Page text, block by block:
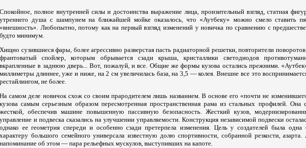
Спокойное, полное внутренней силы и достоинства выражение лица, пронзительный взгляд, статная
утреннего душа с шампунем на ближайшей мойке оказалось, что «Аутбеку» можно смело ставить
«внешность». Любопытно, потому как на первый взгляд изменений у новичка по сравнению с
будто минимум.
Хищно сузившиеся фары, более агрессивно разверстая пасть радиаторной решетки, повторители поворотов
франтоватый спойлер, которым обрывается сзади крыша, кристаллики светодиодов
вкрапленные в заднюю дверь... Вот, пожалуй, и все. Общие же формы кузова остались прежними.
миллиметры длиннее, уже и ниже, на 2 см увеличилась база, на 3,5 — колея. Внешне все это
рестайлингом, не более.
На самом деле новичок схож со своим прародителем лишь названием. В основе его «почти не
кузова самым серьезным образом пересмотренная пространственная рама из стальных профилей. Она
жесткой, обеспечив машине повышенную пассивную безопасность. Жесткий кузов,
управление и подвеска сказались на улучшении управляемости. Конструкция независимой подвески
однако ее геометрия спереди и особенно сзади претерпела изменения. Цель у создателей была
характеру большого семейного универсала известную долю спортивности, собранной резкости,
напоминание об этом — пара рельефных мускулов, выступивших на капоте.